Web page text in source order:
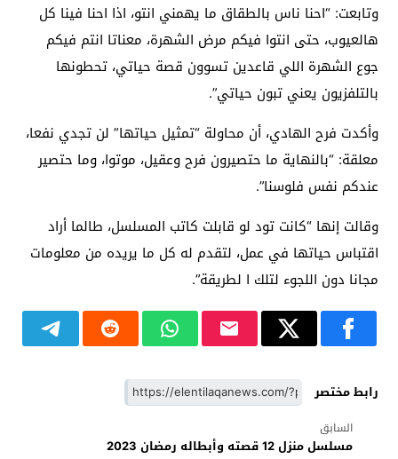
وتابعت: “احنا ناس بالطقاق ما يهمني انتو، اذا احنا فينا كل
هالعيوب، حتى انتوا فيكم مرض الشهرة، معناتا انتم فيكم
جوع الشهرة اللي قاعدين تسوون قصة حياتي، تحطونها
بالتلفزيون يعني تبون حياتي”.
وأكدت فرح الهادي، أن محاولة “تمثيل حياتها” لن تجدي نفعا،
معلقة: “بالنهاية ما حتصيرون فرح وعقيل، موتوا، وما حتصير
عندكم نفس فلوسنا”.
وقالت إنها “كانت تود لو قابلت كاتب المسلسل، طالما أراد
اقتباس حياتها في عمل، لتقدم له كل ما يريده من معلومات
مجانا دون اللجوء لتلك ا لطريقة”.
رابط مختصر
السابق
مسلسل منزل 12 قصته وأبطاله رمضان 2023